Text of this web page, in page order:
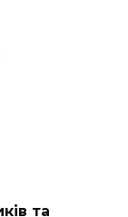
та